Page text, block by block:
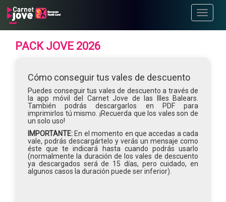
Toggle
PACK JOVE 2026
Cómo conseguir tus vales de descuento
Puedes conseguir tus vales de descuento a través de
la app móvil del Carnet Jove de las Illes Balears.
También podrás descargarlos en PDF para
imprimirlos tú mismo. ¡Recuerda que los vales son de
un solo uso!
IMPORTANTE: En el momento en que accedas a cada
vale, podrás descargártelo y verás un mensaje como
éste que te indicará hasta cuando podrás usarlo
(normalmente la duración de los vales de descuento
ya descargados será de 15 días, pero cuidado, en
algunos casos la duración puede ser inferior).